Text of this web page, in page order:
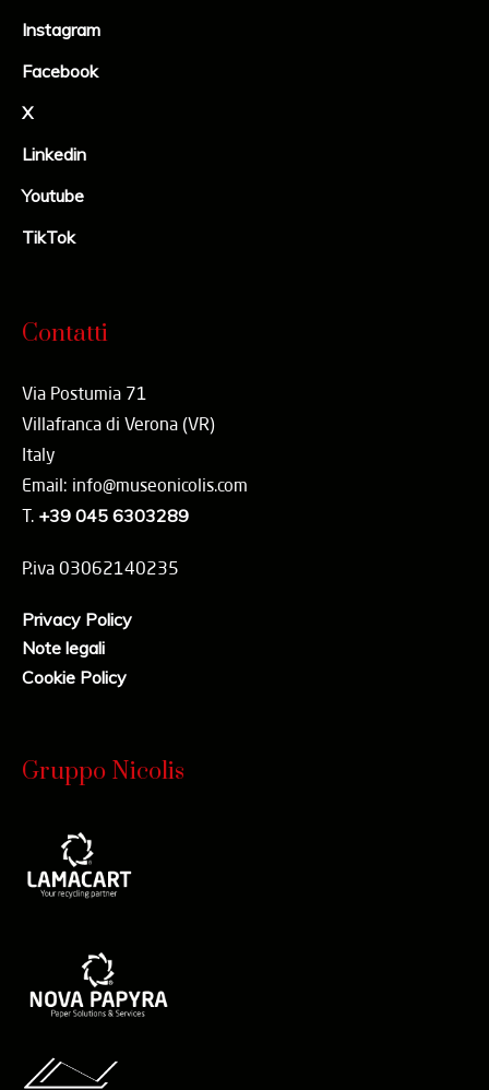
Instagram
Facebook
X
Linkedin
Youtube
TikTok
Contatti
Via Postumia 71
Villafranca di Verona (VR)
Italy
Email: info@museonicolis.com
T. +39 045 6303289
P.iva 03062140235
Privacy Policy
Note legali
Cookie Policy
Gruppo Nicolis